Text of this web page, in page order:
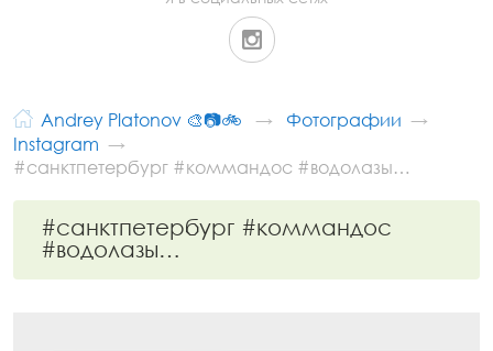
Andrey Platonov 🎨📷🚲
Фотографии
Instagram
#санктпетербург #коммандос #водолазы…
#санктпетербург #коммандос
#водолазы…